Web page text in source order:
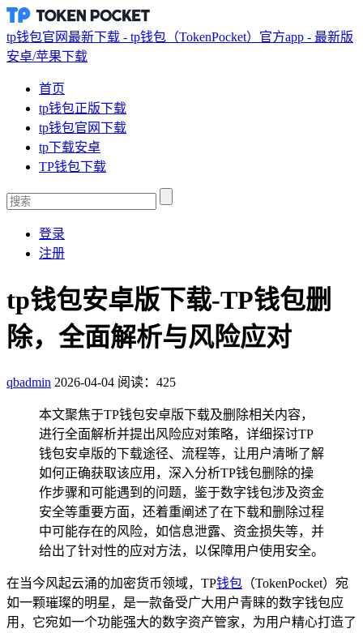
tp钱包官网最新下载 - tp钱包（TokenPocket）官方app - 最新版
安卓/苹果下载
首页
tp钱包正版下载
tp钱包官网下载
tp下载安卓
TP钱包下载
登录
注册
tp钱包安卓版下载-TP钱包删
除，全面解析与风险应对
qbadmin 2026-04-04 阅读：425
本文聚焦于TP钱包安卓版下载及删除相关内容，
进行全面解析并提出风险应对策略，详细探讨TP
钱包安卓版的下载途径、流程等，让用户清晰了解
如何正确获取该应用，深入分析TP钱包删除的操
作步骤和可能遇到的问题，鉴于数字钱包涉及资金
安全等重要方面，还着重阐述了在下载和删除过程
中可能存在的风险，如信息泄露、资金损失等，并
给出了针对性的应对方法，以保障用户使用安全。
在当今风起云涌的加密货币领域，TP钱包 （TokenPocket）宛
如一颗璀璨的明星，是一款备受广大用户青睐的数字钱包应
用，它宛如一个功能强大的数字资产管家，为用户精心打造了